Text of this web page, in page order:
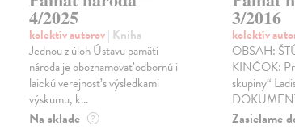
4/2025
kolektív autorov| Kniha
Jednou z úloh Ústavu pamäti
národa je oboznamovať odbornú i
laickú verejnosť s výsledkami
výskumu, k...
Na sklade ?
3/2016
kolektív
OBSAH:
KINČOK:
skupiny“
Zasielame